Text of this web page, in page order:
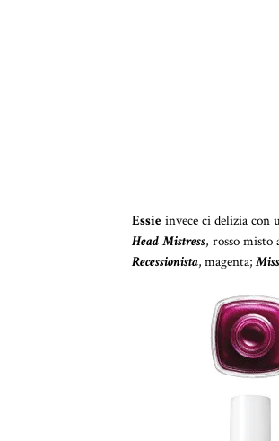
Essieinvece ci delizia con
Head Mistress, rosso misto
Recessionista, magenta;